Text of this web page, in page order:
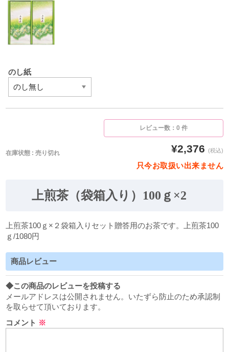
のし紙
レビュー数：0 件
在庫状態 : 売り切れ ¥2,376(税込)
只今お取扱い出来ません
上煎茶（袋箱入り）100ｇ×2
上煎茶100ｇ×２袋箱入りセット贈答用のお茶です。上煎茶100
ｇ/1080円
商品レビュー
◆この商品のレビューを投稿する
メールアドレスは公開されません。いたずら防止のため承認制
を取らせて頂いております。
コメント ※